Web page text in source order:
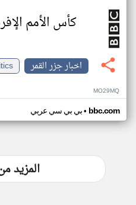
كأس الأمم
اخبار جزر القمر
MO29MQ
بي بي سي عربي• bbc.com
المزيد